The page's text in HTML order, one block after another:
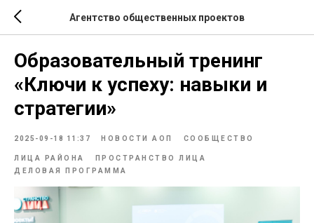
Агентство общественных проектов
Образовательный тренинг
«Ключи к успеху: навыки и
стратегии»
2025-09-18 11:37 НОВОСТИ АОП СООБЩЕСТВО
ЛИЦА РАЙОНА
ПРОСТРАНСТВО ЛИЦА
ДЕЛОВАЯ ПРОГРАММА